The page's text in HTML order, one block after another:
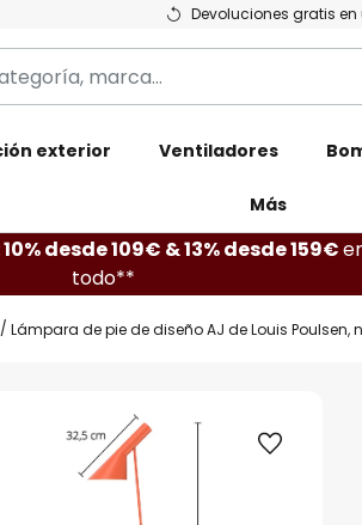
Devoluciones gratis
exterior Ventiladores
Más
10% desde 109€ & 13% desde 159€
todo**
Lámpara de pie de diseño AJ de Louis Poulsen,